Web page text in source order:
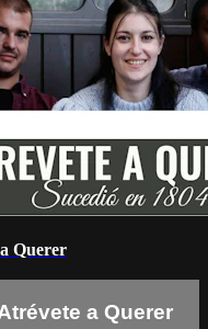
Querer
a Querer